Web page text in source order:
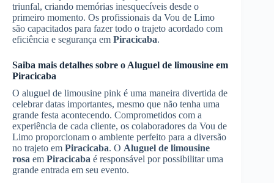
triunfal, criando memórias inesquecíveis desde o
primeiro momento. Os profissionais da Vou de Limo
são capacitados para fazer todo o trajeto acordado com
eficiência e segurança em Piracicaba.
Saiba mais detalhes sobre o Aluguel de limousine em
Piracicaba
O aluguel de limousine pink é uma maneira divertida de
celebrar datas importantes, mesmo que não tenha uma
grande festa acontecendo. Comprometidos com a
experiência de cada cliente, os colaboradores da Vou de
Limo proporcionam o ambiente perfeito para a diversão
no trajeto em Piracicaba. O Aluguel de limousine
rosa em Piracicaba é responsável por possibilitar uma
grande entrada em seu evento.